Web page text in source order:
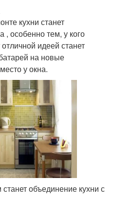
кухни станет
, особенно тем, у кого
идеей станет
на новые
у окна.
объединение кухни с